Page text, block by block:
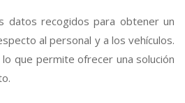
datos recogidos para obtener un
al personal y a los vehículos.
que permite ofrecer una solución